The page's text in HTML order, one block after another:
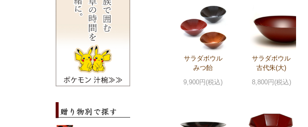
サラダボウル
みつ飴
9,900円(税込)
サラダボウル
古代朱(大)
8,800円(税込)